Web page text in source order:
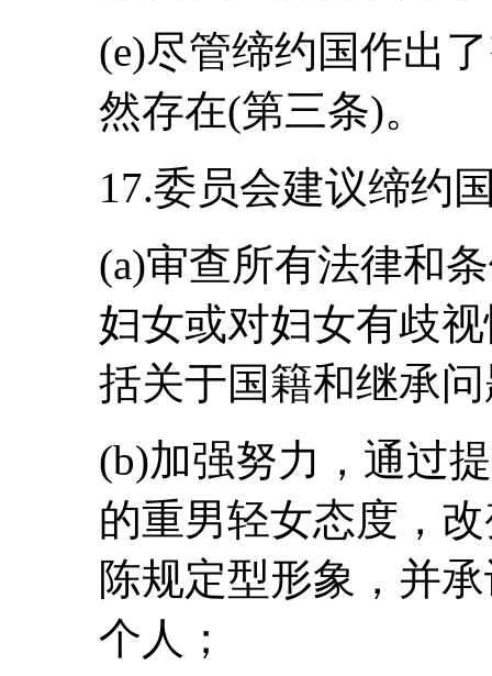
(e)尽管缔约国作出
然存在(第三条)。
17.委员会建议缔约
(a)审查所有法律和
妇女或对妇女有歧
括关于国籍和继承
(b)加强努力，通过
的重男轻女态度，
陈规定型形象，并
个人；